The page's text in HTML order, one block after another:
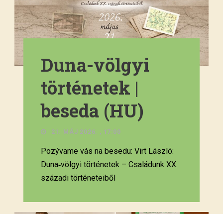
Duna-völgyi
történetek |
beseda (HU)
21. MÁJ 2026. , 17:00
Pozývame vás na besedu: Virt László:
Duna‑völgyi történetek – Családunk XX.
századi történeteiből